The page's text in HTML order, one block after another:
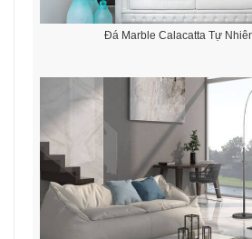
Đá Marble Calacatta Tự